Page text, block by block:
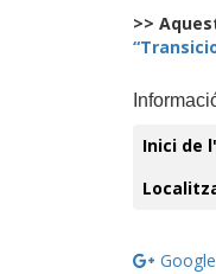
>>
Inici de